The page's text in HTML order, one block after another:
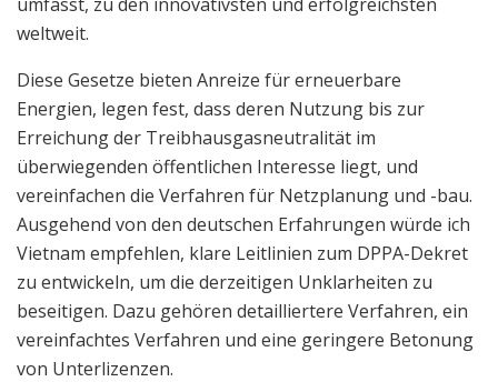
weltweit.
Diese Gesetze bieten Anreize für erneuerbare
Energien, legen fest, dass deren Nutzung bis zur
Erreichung der Treibhausgasneutralität im
überwiegenden öffentlichen Interesse liegt, und
vereinfachen die Verfahren für Netzplanung und -bau.
Ausgehend von den deutschen Erfahrungen würde ich
Vietnam empfehlen, klare Leitlinien zum DPPA-Dekret
zu entwickeln, um die derzeitigen Unklarheiten zu
beseitigen. Dazu gehören detailliertere Verfahren, ein
vereinfachtes Verfahren und eine geringere Betonung
von Unterlizenzen.